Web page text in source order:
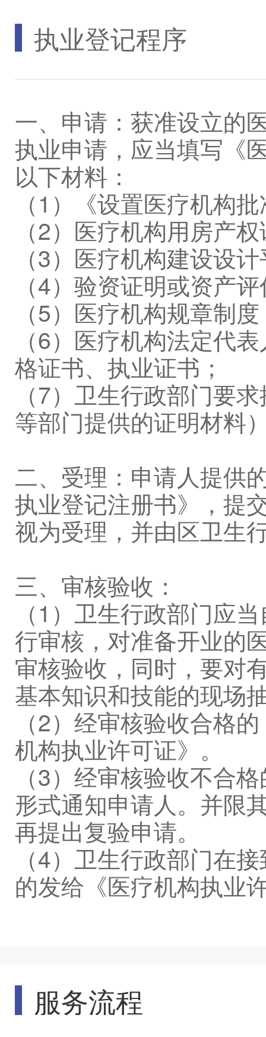
执业登记程序
一、申请：获准设立的
执业申请，应当填写《
以下材料：
（1）《设置医疗机构
（2）医疗机构用房产
（3）医疗机构建设设
（4）验资证明或资产
（5）医疗机构规章制
（6）医疗机构法定代
格证书、执业证书；
（7）卫生行政部门要
等部门提供的证明材料
二、受理：申请人提供
执业登记注册书》，提
视为受理，并由区卫生
三、审核验收：
（1）卫生行政部门应
行审核，对准备开业的
审核验收，同时，要对
基本知识和技能的现场
（2）经审核验收合格
机构执业许可证》。
（3）经审核验收不合
形式通知申请人。并限
再提出复验申请。
（4）卫生行政部门在
的发给《医疗机构执业
服务流程